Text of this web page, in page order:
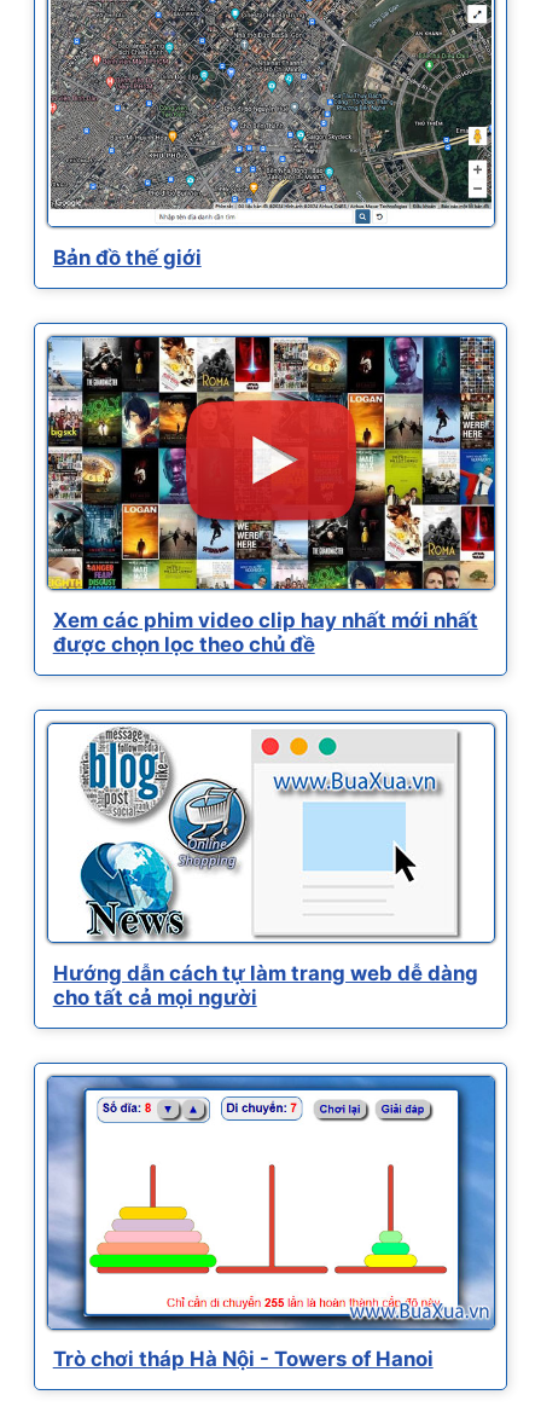
Bản đồ thế giới
Xem các phim video clip hay nhất mới nhất
được chọn lọc theo chủ đề
Hướng dẫn cách tự làm trang web dễ dàng
cho tất cả mọi người
Trò chơi tháp Hà Nội - Towers of Hanoi